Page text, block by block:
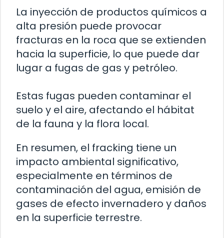
La inyección de productos químicos a
alta presión puede provocar
fracturas en la roca que se extienden
hacia la superficie, lo que puede dar
lugar a fugas de gas y petróleo.
Estas fugas pueden contaminar el
suelo y el aire, afectando el hábitat
de la fauna y la flora local.
En resumen, el fracking tiene un
impacto ambiental significativo,
especialmente en términos de
contaminación del agua, emisión de
gases de efecto invernadero y daños
en la superficie terrestre.